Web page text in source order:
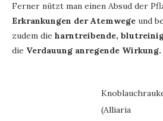
Ferner nützt man einen Absud der
Erkrankungen der Atemwege und
zudem die harntreibende,
die Verdauung anregende Wirkung.
(Alliaria